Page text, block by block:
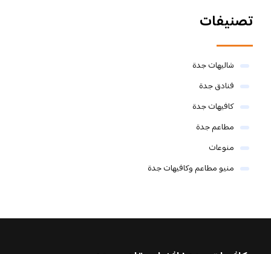
تصنيفات
شاليهات جدة
فنادق جدة
كافيهات جدة
مطاعم جدة
منوعات
منيو مطاعم وكافيهات جدة